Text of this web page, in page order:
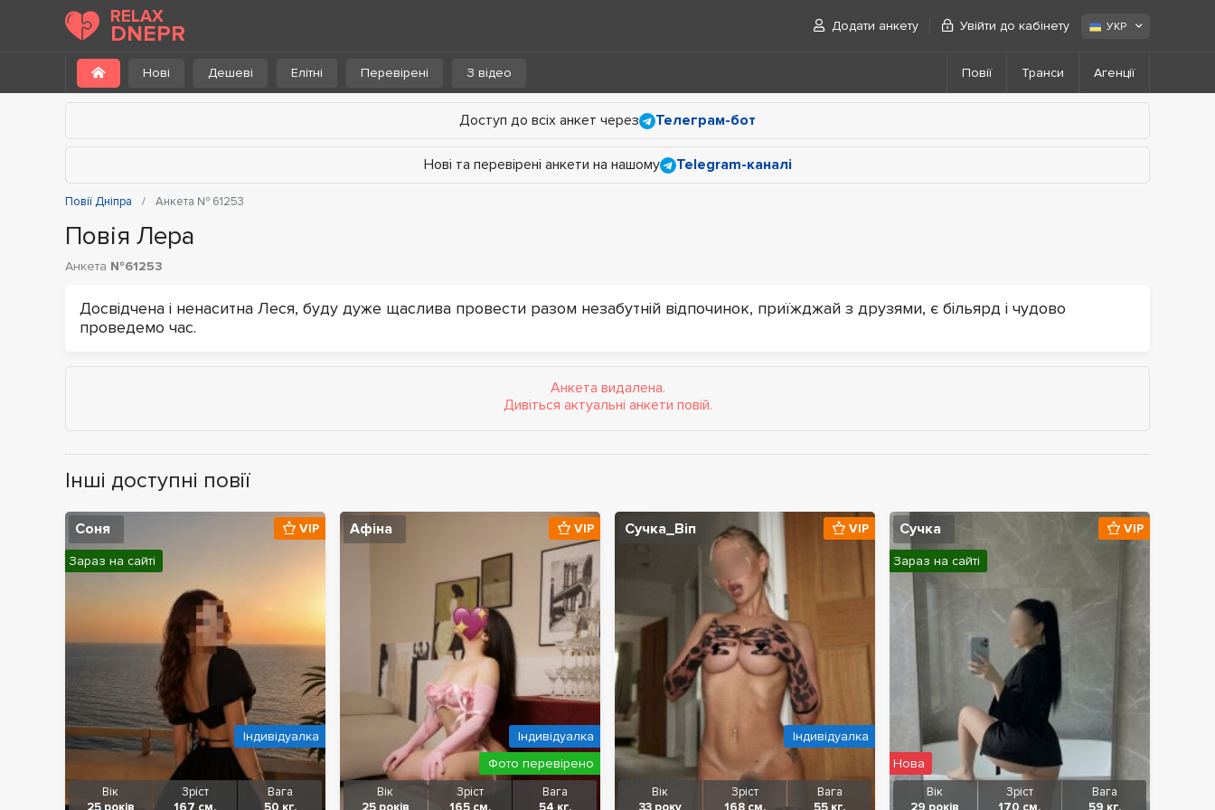
RELAX
DNEPR Додати анкету Увійти до кабінету УКР
Нові Дешеві Елітні Перевірені З відео Повії Транси Агенції
Доступ до всіх анкет через Телеграм-бот
Нові та перевірені анкети на нашому Telegram-каналі
Повії Дніпра Анкета № 61253
Повія Лера
Анкета №61253
Досвідчена і ненаситна Леся, буду дуже щаслива провести разом незабутній відпочинок, приїжджай з друзями, є більярд і чудово
проведемо час.
Анкета видалена.
Дивіться актуальні анкети повій.
Інші доступні повії
Соня
Вік
Зріст
Вага
VIP
Зараз на сайті
Індивідуалка
Афіна
Вік
Зріст
Вага
VIP
Фото перевірено
Індивідуалка
Сучка_Віп
Вік
Зріст
Вага
VIP
Індивідуалка
Сучка
Вік
Зріст
Вага
VIP
Зараз на сайті
Нова